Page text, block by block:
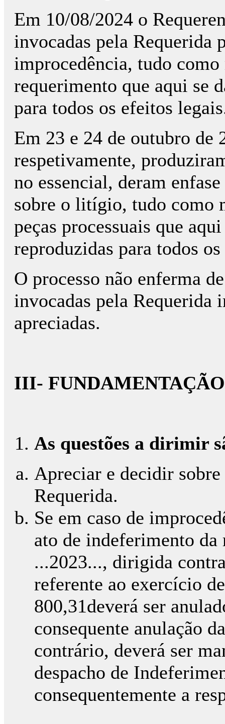
Em 10/08/2024 o
invocadas pela Requerida
improcedência, tudo
requerimento que aqui se
para todos os efeitos
Em 23 e 24 de outubro de
respetivamente,
no essencial, deram
sobre o litígio, tudo como
peças processuais que
reproduzidas para todos
O processo não enferma
invocadas pela Requerida
apreciadas.
III- FUNDAMENTAÇÃO
As questões a dirimir
Apreciar e decidir sobre
Requerida.
Se em caso de
ato de indeferimento da
...2023..., dirigida
referente ao exercício
800,31deverá ser
consequente anulação
contrário, deverá ser
despacho de
consequentemente a